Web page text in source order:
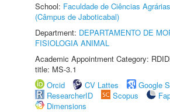
School: Faculdade de Ciências
(Câmpus de Jaboticabal)
Department: DEPARTAMENTO DE
FISIOLOGIA ANIMAL
Academic Appointment Category:
title: MS-3.1
Orcid
CV Lattes
Google
ResearcherID
Scopus
Dimensions